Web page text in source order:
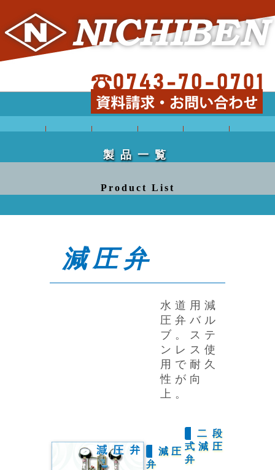
PickUp
ご紹介
製品一覧
Product List
減圧弁
水道用減
圧弁バル
ブ。ステ
ンレス使
用で耐久
性が向
上。
減圧
弁
二段
式減圧
弁